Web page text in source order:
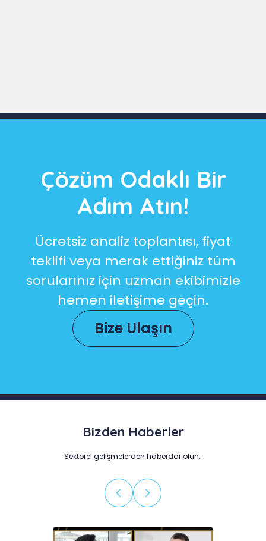
Çözüm Odaklı Bir
Adım Atın!
Ücretsiz analiz toplantısı, fiyat
teklifi veya merak ettiğiniz tüm
sorularınız için uzman ekibimizle
hemen iletişime geçin.
Bize Ulaşın
Bizden Haberler
Sektörel gelişmelerden haberdar olun…